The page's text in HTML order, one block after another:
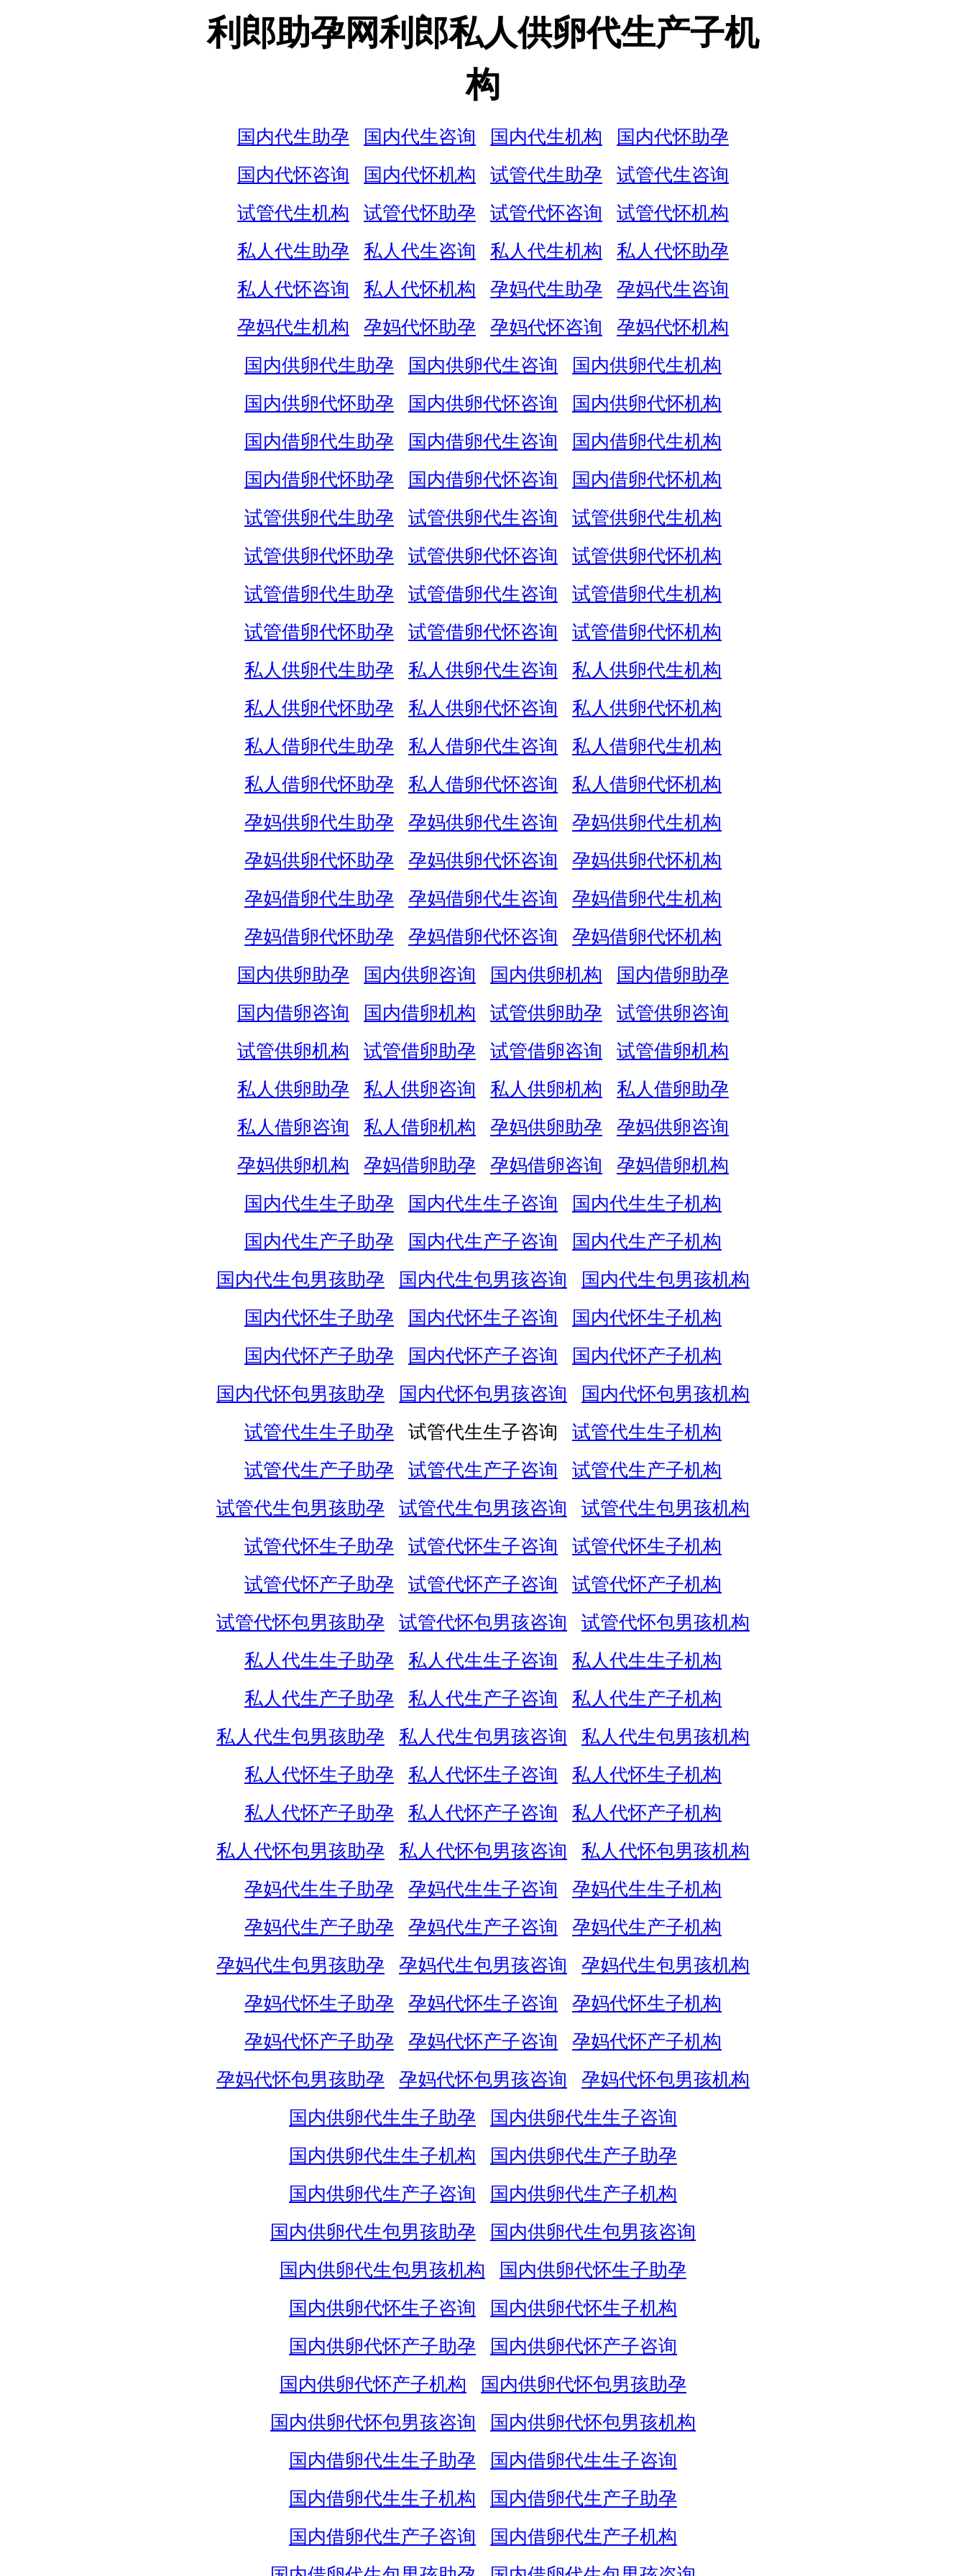
利郎助孕网利郎私人供卵代生产子机
构
国内代生助孕 国内代生咨询 国内代生机构
国内代怀助孕
国内代怀咨询
国内代怀机构 试管代生助孕
试管代生咨询
试管代生机构
试管代怀助孕 试管代怀咨询
试管代怀机构
私人代生助孕
私人代生咨询 私人代生机构
私人代怀助孕
私人代怀咨询
私人代怀机构 孕妈代生助孕
孕妈代生咨询
孕妈代生机构
孕妈代怀助孕 孕妈代怀咨询
孕妈代怀机构
国内供卵代生助孕
国内供卵代生咨询
国内供卵代生机构
国内供卵代怀助孕
国内供卵代怀咨询
国内供卵代怀机构
国内借卵代生助孕
国内借卵代生咨询
国内借卵代生机构
国内借卵代怀助孕
国内借卵代怀咨询
国内借卵代怀机构
试管供卵代生助孕
试管供卵代生咨询
试管供卵代生机构
试管供卵代怀助孕
试管供卵代怀咨询
试管供卵代怀机构
试管借卵代生助孕
试管借卵代生咨询
试管借卵代生机构
试管借卵代怀助孕
试管借卵代怀咨询
试管借卵代怀机构
私人供卵代生助孕
私人供卵代生咨询
私人供卵代生机构
私人供卵代怀助孕
私人供卵代怀咨询
私人供卵代怀机构
私人借卵代生助孕
私人借卵代生咨询
私人借卵代生机构
私人借卵代怀助孕
私人借卵代怀咨询
私人借卵代怀机构
孕妈供卵代生助孕
孕妈供卵代生咨询
孕妈供卵代生机构
孕妈供卵代怀助孕
孕妈供卵代怀咨询
孕妈供卵代怀机构
孕妈借卵代生助孕
孕妈借卵代生咨询
孕妈借卵代生机构
孕妈借卵代怀助孕
孕妈借卵代怀咨询
孕妈借卵代怀机构
国内供卵助孕
国内供卵咨询 国内供卵机构
国内借卵助孕
国内借卵咨询
国内借卵机构 试管供卵助孕
试管供卵咨询
试管供卵机构
试管借卵助孕 试管借卵咨询
试管借卵机构
私人供卵助孕
私人供卵咨询 私人供卵机构
私人借卵助孕
私人借卵咨询
私人借卵机构 孕妈供卵助孕
孕妈供卵咨询
孕妈供卵机构
孕妈借卵助孕 孕妈借卵咨询
孕妈借卵机构
国内代生生子助孕
国内代生生子咨询
国内代生生子机构
国内代生产子助孕
国内代生产子咨询
国内代生产子机构
国内代生包男孩助孕
国内代生包男孩咨询
国内代生包男孩机构
国内代怀生子助孕
国内代怀生子咨询
国内代怀生子机构
国内代怀产子助孕
国内代怀产子咨询
国内代怀产子机构
国内代怀包男孩助孕
国内代怀包男孩咨询
国内代怀包男孩机构
试管代生生子助孕
试管代生生子咨询
试管代生生子机构
试管代生产子助孕
试管代生产子咨询
试管代生产子机构
试管代生包男孩助孕
试管代生包男孩咨询
试管代生包男孩机构
试管代怀生子助孕
试管代怀生子咨询
试管代怀生子机构
试管代怀产子助孕
试管代怀产子咨询
试管代怀产子机构
试管代怀包男孩助孕
试管代怀包男孩咨询
试管代怀包男孩机构
私人代生生子助孕
私人代生生子咨询
私人代生生子机构
私人代生产子助孕
私人代生产子咨询
私人代生产子机构
私人代生包男孩助孕
私人代生包男孩咨询
私人代生包男孩机构
私人代怀生子助孕
私人代怀生子咨询
私人代怀生子机构
私人代怀产子助孕
私人代怀产子咨询
私人代怀产子机构
私人代怀包男孩助孕
私人代怀包男孩咨询
私人代怀包男孩机构
孕妈代生生子助孕
孕妈代生生子咨询
孕妈代生生子机构
孕妈代生产子助孕
孕妈代生产子咨询
孕妈代生产子机构
孕妈代生包男孩助孕
孕妈代生包男孩咨询
孕妈代生包男孩机构
孕妈代怀生子助孕
孕妈代怀生子咨询
孕妈代怀生子机构
孕妈代怀产子助孕
孕妈代怀产子咨询
孕妈代怀产子机构
孕妈代怀包男孩助孕
孕妈代怀包男孩咨询
孕妈代怀包男孩机构
国内供卵代生生子助孕
国内供卵代生生子咨询
国内供卵代生生子机构
国内供卵代生产子助孕
国内供卵代生产子咨询
国内供卵代生产子机构
国内供卵代生包男孩助孕
国内供卵代生包男孩咨询
国内供卵代生包男孩机构
国内供卵代怀生子助孕
国内供卵代怀生子咨询
国内供卵代怀生子机构
国内供卵代怀产子助孕
国内供卵代怀产子咨询
国内供卵代怀产子机构
国内供卵代怀包男孩助孕
国内供卵代怀包男孩咨询
国内供卵代怀包男孩机构
国内借卵代生生子助孕
国内借卵代生生子咨询
国内借卵代生生子机构
国内借卵代生产子助孕
国内借卵代生产子咨询
国内借卵代生产子机构